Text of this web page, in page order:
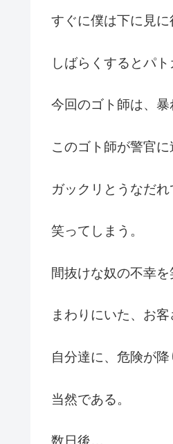
すぐに僕は下に見に
しばらくするとパ
今回のゴト師は、暴
このゴト師が警官に
ガックリとうなだ
笑ってしまう。
間抜けな奴の不幸
まわりにいた、お
自分達に、危険が
当然である。
数日後…